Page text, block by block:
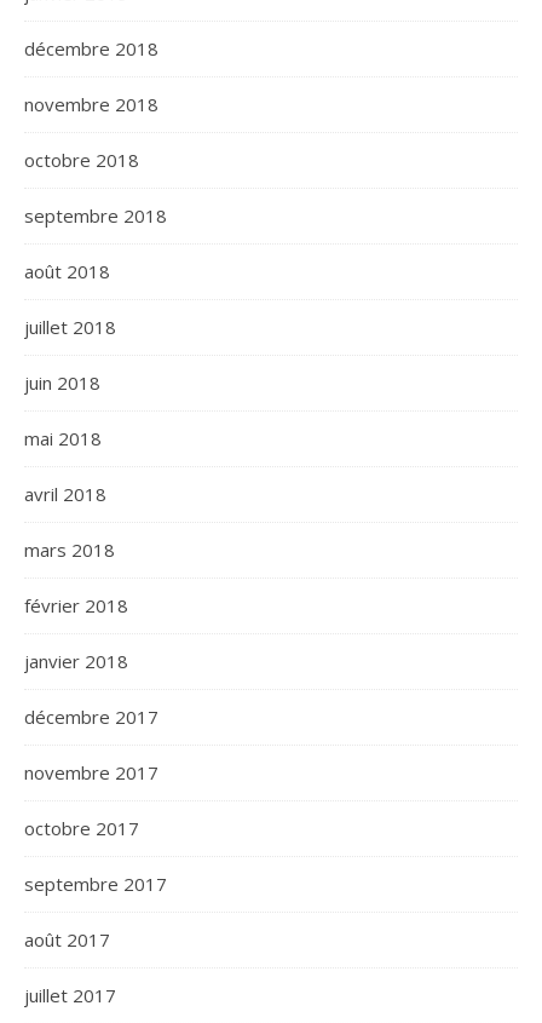
décembre 2018
novembre 2018
octobre 2018
septembre 2018
août 2018
juillet 2018
juin 2018
mai 2018
avril 2018
mars 2018
février 2018
janvier 2018
décembre 2017
novembre 2017
octobre 2017
septembre 2017
août 2017
juillet 2017